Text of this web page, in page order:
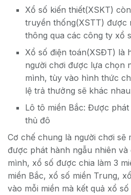
Xổ số kiến thiết(XSKT)
truyền thống(XSTT) được
thông qua các công ty xổ
Xổ số điện toán(XSĐT) là
người chơi được lựa chọn
mình, tùy vào hình thức
lệ trả thưởng sẽ khác
Lô tô miền Bắc: Được
thủ đô
Cơ chế chung là người chơi sẽ
được phát hành ngẫu nhiên
mình, xổ số được chia làm 3
miền Bắc, xổ số miền Trung,
vào mỗi miền mà kết quả xổ